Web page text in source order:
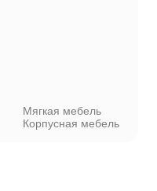
Мягкая мебель
Корпусная мебель